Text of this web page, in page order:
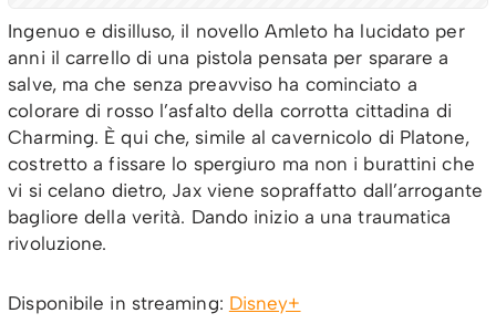
Ingenuo e disilluso, il novello Amleto ha lucidato per
anni il carrello di una pistola pensata per sparare a
salve, ma che senza preavviso ha cominciato a
colorare di rosso l’asfalto della corrotta cittadina di
Charming. È qui che, simile al cavernicolo di Platone,
costretto a fissare lo spergiuro ma non i burattini che
vi si celano dietro, Jax viene sopraffatto dall’arrogante
bagliore della verità. Dando inizio a una traumatica
rivoluzione.
Disponibile in streaming: Disney+